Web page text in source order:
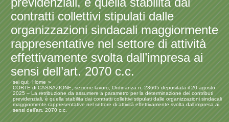
contratti collettivi stipulati dalle
organizzazioni sindacali maggiormente
rappresentative nel settore di attività
effettivamente svolta dall’impresa ai
sensi dell’art. 2070 c.c.
sei qui: Home
CORTE di CASSAZIONE, sezione lavoro, Ordinanza n. 23605 depositata il 20 agosto
2025 – La retribuzione da assumere a parametro per la determinazione dei contributi
previdenziali, è quella stabilita dai contratti collettivi stipulati dalle organizzazioni sindacali
maggiormente rappresentative nel settore di attività effettivamente svolta dall’impresa ai
sensi dell’art. 2070 c.c.